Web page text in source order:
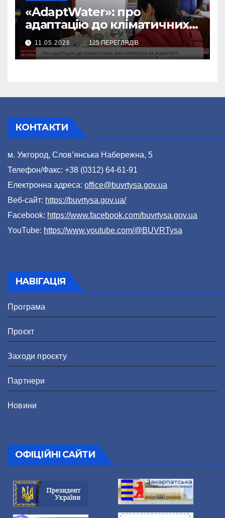
«AdaptWater»: про
адаптацію до кліматичних
змін міркують на Закарпатті
(відео)
11.05.2026 125 ПЕРЕГЛЯДІВ
КОНТАКТИ
м. Ужгород, Слов’янська Набережна, 5
Телефон/Факс: +38 (0312) 64-61-91
Електронна адреса: office@buvrtysa.gov.ua
Веб-сайт: https://buvrtysa.gov.ua/
Facebook: https://www.facebook.com/buvrtysa.gov.ua
YouTube: https://www.youtube.com/@BUVRTysa
НАВІГАЦІЯ
Програма
Проєкт
Заходи проєкту
Партнери
Новини
ОФІЦІЙНІ САЙТИ